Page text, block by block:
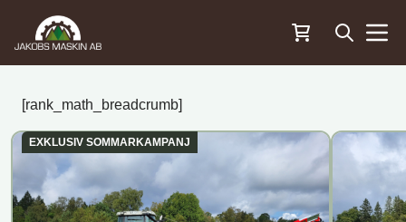
Öppna
[rank_math_breadcrumb]
EXKLUSIV SOMMARKAMPANJ